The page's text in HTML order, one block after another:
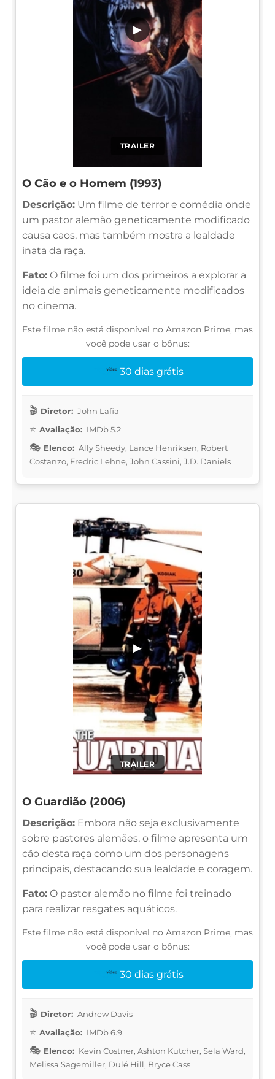
TRAILER
▶
O Cão e o Homem (1993)
Descrição: Um filme de terror e comédia onde
um pastor alemão geneticamente modificado
causa caos, mas também mostra a lealdade
inata da raça.
Fato: O filme foi um dos primeiros a explorar a
ideia de animais geneticamente modificados
no cinema.
Este filme não está disponível no Amazon Prime, mas
você pode usar o bônus:
30 dias grátis
Diretor: John Lafia
Avaliação: IMDb 5.2
Elenco: Ally Sheedy, Lance Henriksen, Robert
Costanzo, Fredric Lehne, John Cassini, J.D. Daniels
TRAILER
▶
O Guardião (2006)
Descrição: Embora não seja exclusivamente
sobre pastores alemães, o filme apresenta um
cão desta raça como um dos personagens
principais, destacando sua lealdade e coragem.
Fato: O pastor alemão no filme foi treinado
para realizar resgates aquáticos.
Este filme não está disponível no Amazon Prime, mas
você pode usar o bônus:
30 dias grátis
Diretor: Andrew Davis
Avaliação: IMDb 6.9
Elenco: Kevin Costner, Ashton Kutcher, Sela Ward,
Melissa Sagemiller, Dulé Hill, Bryce Cass